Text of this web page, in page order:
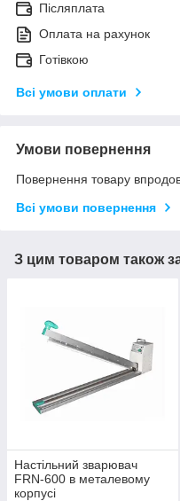
Післяплата
Оплата на рахунок
Готівкою
Всі умови оплати
Умови повернення
Повернення товару
Всі умови повернення
З цим товаром також
Настільний зварювач
FRN-600 в металевому
корпусі